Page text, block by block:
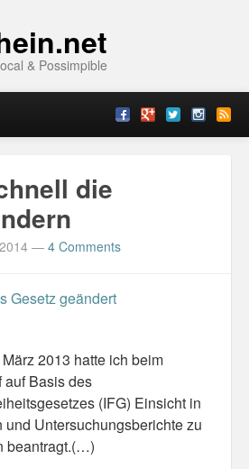
& Possimpible
die
— 4 Comments
Gesetz geändert
2013 hatte ich beim
auf Basis des
(IFG) Einsicht in
und Untersuchungsberichte zu
beantragt.(…)